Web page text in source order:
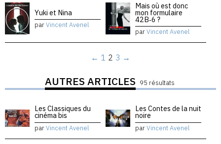
Yuki et Nina
parVincent Avenel
Mais où est donc
mon formulaire
42B‑6 ?
parVincent Avenel
← 1 2 3 →
AUTRES ARTICLES 95 résultats
Les Classiques du
cinéma bis
parVincent Avenel
Les Contes de la nuit
noire
parVincent Avenel